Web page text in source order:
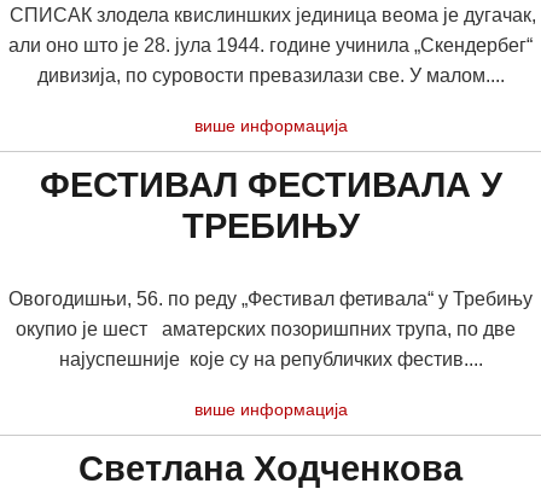
СПИСАК злодела квислиншких јединица веома је дугачак,
али оно што је 28. јула 1944. године учинила „Скендербег“
дивизија, по суровости превазилази све. У малом....
више информација
ФЕСТИВАЛ ФЕСТИВАЛА У
ТРЕБИЊУ
Овогодишњи, 56. по реду „Фестивал фетивала“ у Требињу
окупио је шест аматерских позоришпних трупа, по две
најуспешније које су на републичких фестив....
више информација
Светлана Ходченкова